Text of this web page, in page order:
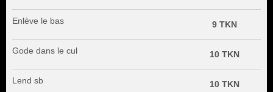
Enlève le bas 9 TKN
Gode dans le cul 10 TKN
Lend sb 10 TKN